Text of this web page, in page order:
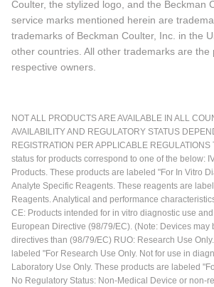
Coulter, the stylized logo, and the Beckman
service marks mentioned herein are
trademarks of Beckman Coulter, Inc. in the
other countries. All other trademarks are the
respective owners.
NOT ALL PRODUCTS ARE AVAILABLE IN ALL
AVAILABILITY AND REGULATORY STATUS
REGISTRATION PER APPLICABLE
status for products correspond to one of the below:
Products. These products are labeled "For In Vitro
Analyte Specific Reagents. These reagents are
Reagents. Analytical and performance
CE: Products intended for in vitro diagnostic use
European Directive (98/79/EC). (Note: Devices may
directives than (98/79/EC) RUO: Research Use
labeled "For Research Use Only. Not for use in
Laboratory Use Only. These products are labeled
No Regulatory Status: Non-Medical Device or non-